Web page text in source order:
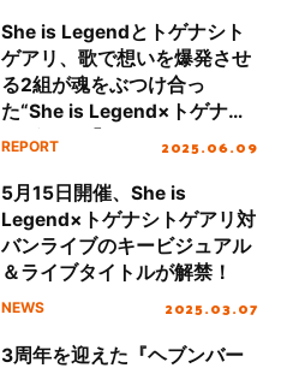
She is Legendとトゲナシト
ゲアリ、歌で想いを爆発させ
る2組が魂をぶつけ合っ
た“She is Legend×トゲナシ
トゲアリ 「SOUL &
REPORT 2025.06.09
5月15日開催、She is
Legend×トゲナシトゲアリ対
バンライブのキービジュアル
＆ライブタイトルが解禁！
NEWS 2025.03.07
3周年を迎えた『ヘブンバー